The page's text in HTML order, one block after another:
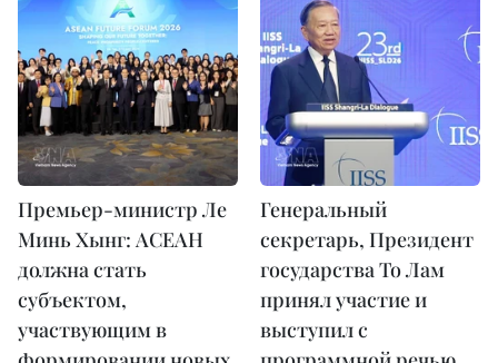
Премьер-министр Ле
Минь Хынг: АСЕАН
должна стать
субъектом,
участвующим в
Генеральный
секретарь, Президент
государства То Лам
принял участие и
выступил с